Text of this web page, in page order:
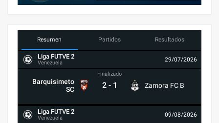
Resumen Partidos Resultados
Liga FUTVE 2
Venezuela 29/07/2026
Barquisimeto
SC
Finalizado
2 - 1 Zamora FC B
Liga FUTVE 2
Venezuela 09/08/2026